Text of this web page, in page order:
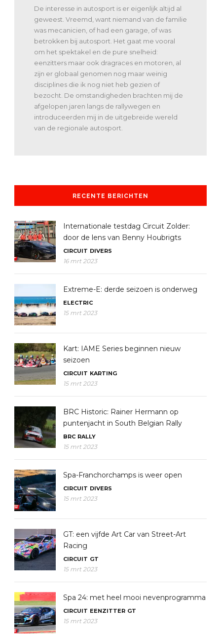
De interesse in autosport is er eigenlijk altijd al
geweest. Vreemd, want niemand van de familie
was mecanicien, of had een garage, of was
betrokken bij autosport. Het gaat me vooral
om het spektakel en de pure snelheid:
eenzitters maar ook dragraces en motoren, al
zijn er globaal genomen nog maar weinig
disciplines die ik nog niet heb gezien of
bezocht. De omstandigheden brachten mij de
afgelopen jaren langs de rallywegen en
introduceerden mij in de uitgebreide wereld
van de regionale autosport.
RECENTE BERICHTEN
Internationale testdag Circuit Zolder:
door de lens van Benny Houbrigts
CIRCUIT DIVERS
16 mrt 2023
Extreme-E: derde seizoen is onderweg
ELECTRIC
15 mrt 2023
Kart: IAME Series beginnen nieuw
seizoen
CIRCUIT KARTING
15 mrt 2023
BRC Historic: Rainer Hermann op
puntenjacht in South Belgian Rally
BRC RALLY
15 mrt 2023
Spa-Franchorchamps is weer open
CIRCUIT DIVERS
15 mrt 2023
GT: een vijfde Art Car van Street-Art
Racing
CIRCUIT GT
15 mrt 2023
Spa 24: met heel mooi nevenprogramma
CIRCUIT EENZITTER GT
15 mrt 2023